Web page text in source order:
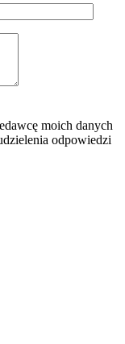
moich danych
odpowiedzi